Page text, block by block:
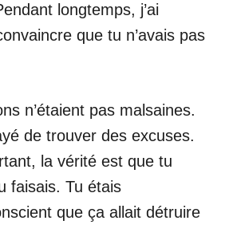
longtemps, j’ai
que tu n’avais pas
n’étaient pas malsaines.
de trouver des excuses.
la vérité est que tu
faisais. Tu étais
que ça allait détruire